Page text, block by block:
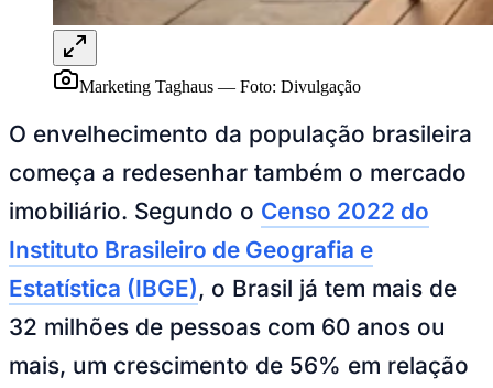
Competições de Futebol
Brasileirão Série A
Brasileirão Série B
Copa do Brasil
Libertadores
Sul-Americana
Copa América
Champions League
Premier League
La Liga
Bundesliga
Mundial 2026
Times - Ir direto
Marketing Taghaus — Foto: Divulgação
O envelhecimento da população brasileira
começa a redesenhar também o mercado
imobiliário. Segundo o Censo 2022 do
Instituto Brasileiro de Geografia e
Estatística (IBGE), o Brasil já tem mais de
32 milhões de pessoas com 60 anos ou
mais, um crescimento de 56% em relação